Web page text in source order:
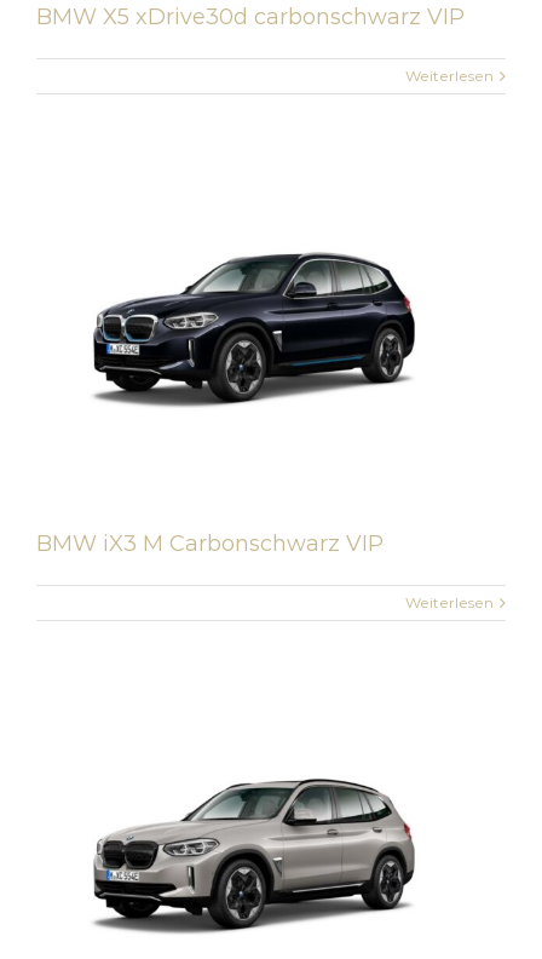
BMW X5 xDrive30d carbonschwarz VIP
Weiterlesen
BMW iX3 M Carbonschwarz VIP
Weiterlesen